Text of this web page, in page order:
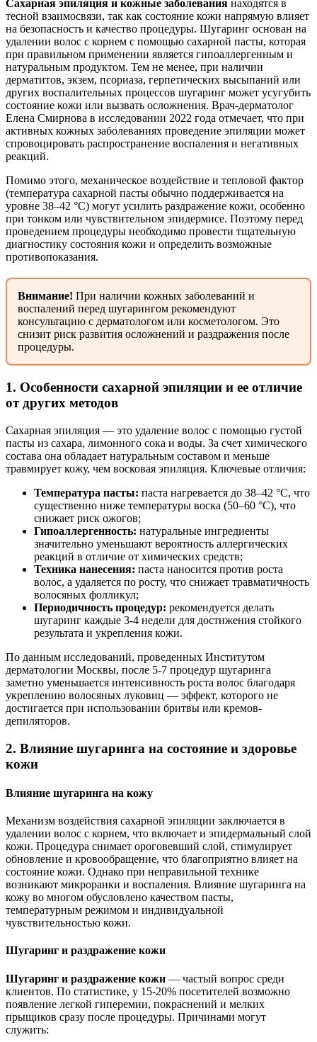
Сахарная эпиляция и кожные заболевания находятся в
тесной взаимосвязи, так как состояние кожи напрямую влияет
на безопасность и качество процедуры. Шугаринг основан на
удалении волос с корнем с помощью сахарной пасты, которая
при правильном применении является гипоаллергенным и
натуральным продуктом. Тем не менее, при наличии
дерматитов, экзем, псориаза, герпетических высыпаний или
других воспалительных процессов шугаринг может усугубить
состояние кожи или вызвать осложнения. Врач-дерматолог
Елена Смирнова в исследовании 2022 года отмечает, что при
активных кожных заболеваниях проведение эпиляции может
спровоцировать распространение воспаления и негативных
реакций.
Помимо этого, механическое воздействие и тепловой фактор
(температура сахарной пасты обычно поддерживается на
уровне 38–42 °C) могут усилить раздражение кожи, особенно
при тонком или чувствительном эпидермисе. Поэтому перед
проведением процедуры необходимо провести тщательную
диагностику состояния кожи и определить возможные
противопоказания.
Внимание! При наличии кожных заболеваний и
воспалений перед шугарингом рекомендуют
консультацию с дерматологом или косметологом. Это
снизит риск развития осложнений и раздражения после
процедуры.
1. Особенности сахарной эпиляции и ее отличие
от других методов
Сахарная эпиляция — это удаление волос с помощью густой
пасты из сахара, лимонного сока и воды. За счет химического
состава она обладает натуральным составом и меньше
травмирует кожу, чем восковая эпиляция. Ключевые отличия:
Температура пасты: паста нагревается до 38–42 °C, что
существенно ниже температуры воска (50–60 °C), что
снижает риск ожогов;
Гипоаллергенность: натуральные ингредиенты
значительно уменьшают вероятность аллергических
реакций в отличие от химических средств;
Техника нанесения: паста наносится против роста
волос, а удаляется по росту, что снижает травматичность
волосяных фолликул;
Периодичность процедур: рекомендуется делать
шугаринг каждые 3-4 недели для достижения стойкого
результата и укрепления кожи.
По данным исследований, проведенных Институтом
дерматологии Москвы, после 5-7 процедур шугаринга
заметно уменьшается интенсивность роста волос благодаря
укреплению волосяных луковиц — эффект, которого не
достигается при использовании бритвы или кремов-
депиляторов.
2. Влияние шугаринга на состояние и здоровье
кожи
Влияние шугаринга на кожу
Механизм воздействия сахарной эпиляции заключается в
удалении волос с корнем, что включает и эпидермальный слой
кожи. Процедура снимает ороговевший слой, стимулирует
обновление и кровообращение, что благоприятно влияет на
состояние кожи. Однако при неправильной технике
возникают микроранки и воспаления. Влияние шугаринга на
кожу во многом обусловлено качеством пасты,
температурным режимом и индивидуальной
чувствительностью кожи.
Шугаринг и раздражение кожи
Шугаринг и раздражение кожи — частый вопрос среди
клиентов. По статистике, у 15-20% посетителей возможно
появление легкой гиперемии, покраснений и мелких
прыщиков сразу после процедуры. Причинами могут
служить: